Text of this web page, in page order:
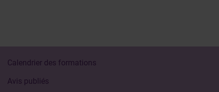
Calendrier des formations
Avis publiés